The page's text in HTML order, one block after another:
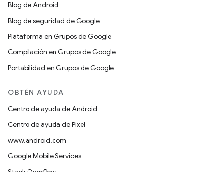
Blog de Android
Blog de seguridad de Google
Plataforma en Grupos de Google
Compilación en Grupos de Google
Portabilidad en Grupos de Google
OBTÉN AYUDA
Centro de ayuda de Android
Centro de ayuda de Pixel
www.android.com
Google Mobile Services